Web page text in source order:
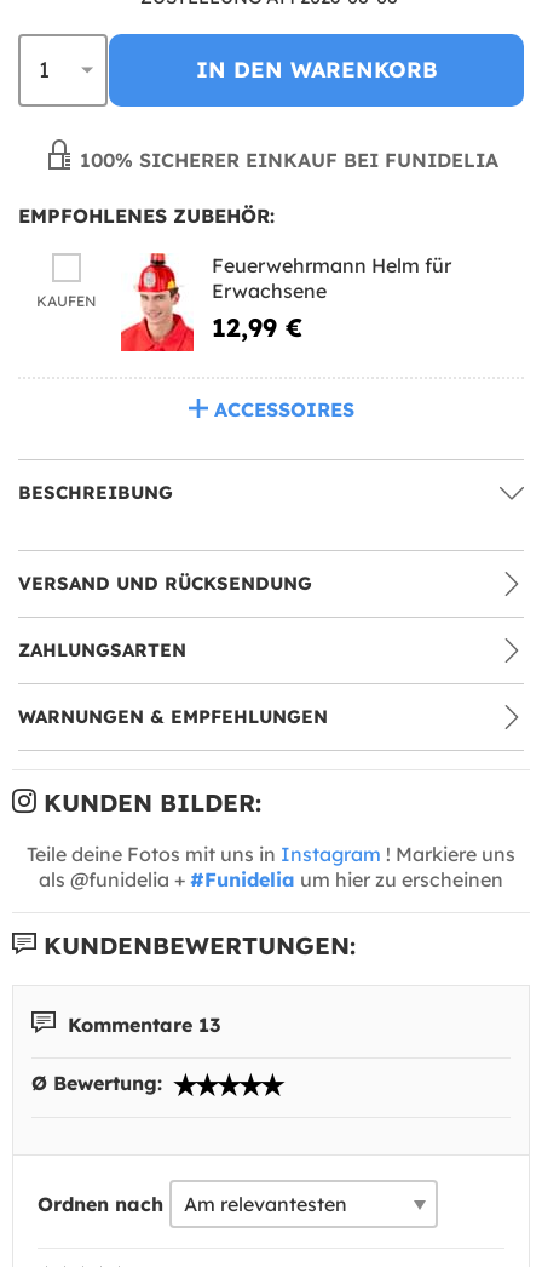
IN DEN WARENKORB
100% SICHERER EINKAUF BEI FUNIDELIA
EMPFOHLENES ZUBEHÖR:
KAUFEN
Feuerwehrmann Helm für
Erwachsene
12,99 €
ACCESSOIRES
BESCHREIBUNG
VERSAND UND RÜCKSENDUNG
ZAHLUNGSARTEN
WARNUNGEN & EMPFEHLUNGEN
KUNDEN BILDER:
Teile deine Fotos mit uns in Instagram ! Markiere uns
als @funidelia + #Funidelia um hier zu erscheinen
KUNDENBEWERTUNGEN:
Kommentare 13
Ø Bewertung:
Ordnen nach